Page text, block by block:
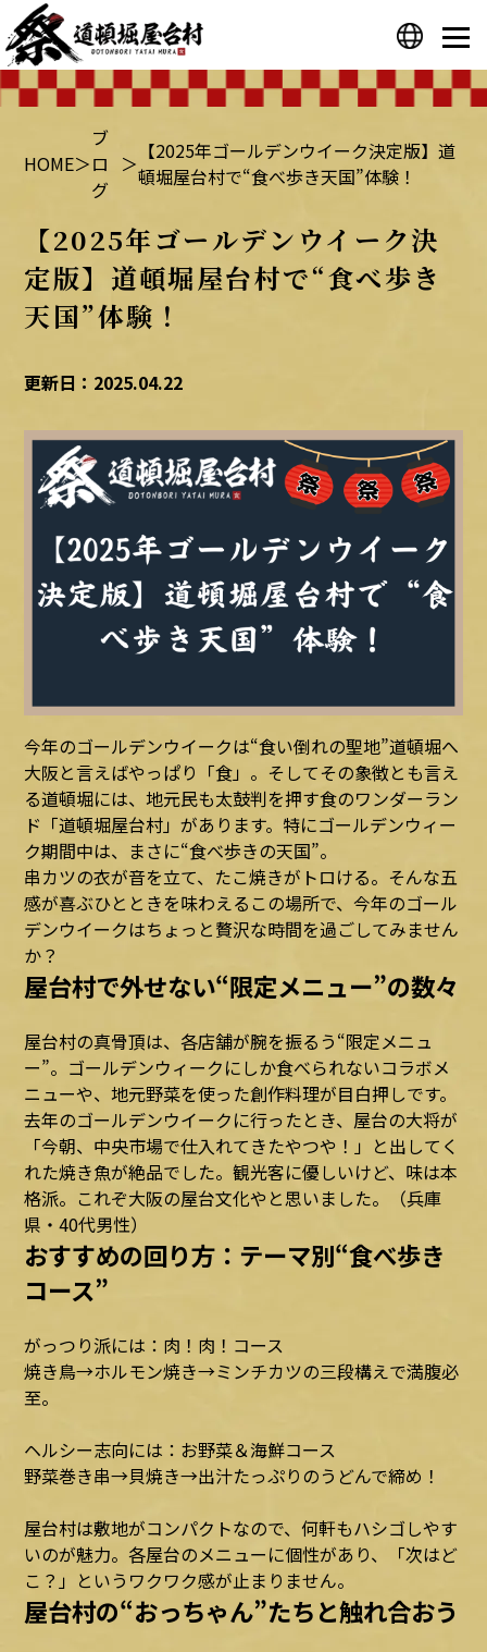
HOME＞
ブ
ロ
グ
＞ 【2025年ゴールデンウイーク決定版】道
頓堀屋台村で“食べ歩き天国”体験！
【2025年ゴールデンウイーク決
定版】道頓堀屋台村で“食べ歩き
天国”体験！
更新日：2025.04.22
今年のゴールデンウイークは“食い倒れの聖地”道頓堀へ
大阪と言えばやっぱり「食」。そしてその象徴とも言え
る道頓堀には、地元民も太鼓判を押す食のワンダーラン
ド「道頓堀屋台村」があります。特にゴールデンウィー
ク期間中は、まさに“食べ歩きの天国”。
串カツの衣が音を立て、たこ焼きがトロける。そんな五
感が喜ぶひとときを味わえるこの場所で、今年のゴール
デンウイークはちょっと贅沢な時間を過ごしてみません
か？
屋台村で外せない“限定メニュー”の数々
屋台村の真骨頂は、各店舗が腕を振るう“限定メニュ
ー”。ゴールデンウィークにしか食べられないコラボメ
ニューや、地元野菜を使った創作料理が目白押しです。
去年のゴールデンウイークに行ったとき、屋台の大将が
「今朝、中央市場で仕入れてきたやつや！」と出してく
れた焼き魚が絶品でした。観光客に優しいけど、味は本
格派。これぞ大阪の屋台文化やと思いました。（兵庫
県・40代男性）
おすすめの回り方：テーマ別“食べ歩き
コース”
がっつり派には：肉！肉！コース
焼き鳥→ホルモン焼き→ミンチカツの三段構えで満腹必
至。
ヘルシー志向には：お野菜＆海鮮コース
野菜巻き串→貝焼き→出汁たっぷりのうどんで締め！
屋台村は敷地がコンパクトなので、何軒もハシゴしやす
いのが魅力。各屋台のメニューに個性があり、「次はど
こ？」というワクワク感が止まりません。
屋台村の“おっちゃん”たちと触れ合おう